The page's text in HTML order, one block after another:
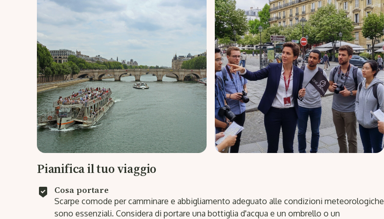
Pianifica il tuo viaggio
Cosa portare
Scarpe comode per camminare e abbigliamento adeguato alle condizioni meteorologiche
sono essenziali. Considera di portare una bottiglia d'acqua e un ombrello o un